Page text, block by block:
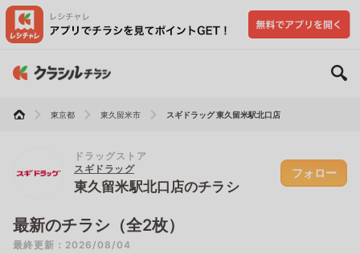
東京都 東久留米市 スギドラッグ 東久留米駅北口店
ドラッグストア
スギドラッグ
東久留米駅北口店のチラシ
フォロー
最新のチラシ（全2枚）
最終更新：2026/08/04